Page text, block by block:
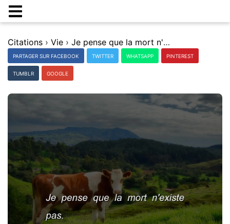
Citations › Vie › Je pense que la mort n'existe pas.
PARTAGER SUR FACEBOOK TWITTER WHATSAPP PINTEREST
TUMBLR GOOGLE